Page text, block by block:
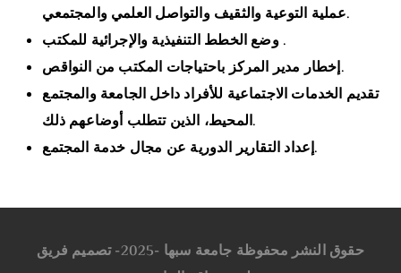
عملية التوعية والثقيف والتواصل العلمي والمجتمعي.
وضع الخطط التنفيذية والإجرائية للمكتب .
إخطار مدير المركز باحتياجات المكتب من النواقص.
تقديم الخدمات الاجتماعية للأفراد داخل الجامعة والمجتمع
المحيط، الذين تتطلب أوضاعهم ذلك.
إعداد التقارير الدورية عن مجال خدمة المجتمع.
حقوق النشر محفوظة جامعة سبها -2025- تصميم فريق